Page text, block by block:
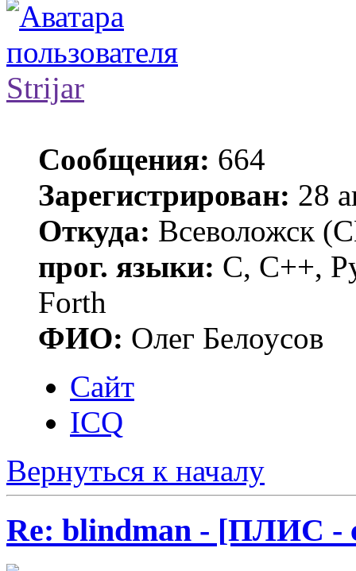
Strijar
Сообщения: 664
Зарегистрирован: 28
Откуда: Всеволожск
прог. языки: С, C++,
Forth
ФИО: Олег Белоусов
Сайт
ICQ
Вернуться к началу
Re: blindman - [ПЛИС -